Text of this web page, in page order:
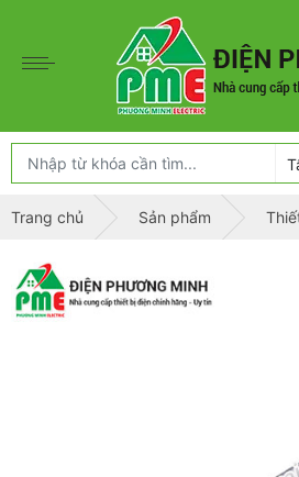
Trang chủ Sản phẩm